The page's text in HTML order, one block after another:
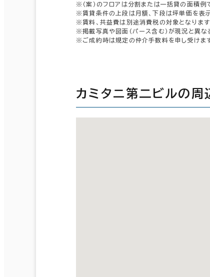
※（案）のフロアは分割または一括貸の面積例
※賃貸条件の上段は月額、下段は坪単価を表示
※賃料、共益費は別途消費税の対象となります
※掲載写真や図面（パース含む）が現況と異な
※ご成約時は規定の仲介手数料を申し受けます
カミタニ第二ビルの周